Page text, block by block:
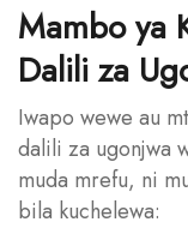
Mambo ya
Dalili za
Iwapo wewe au
dalili za ugonjwa
muda mrefu, ni
bila kuchelewa: